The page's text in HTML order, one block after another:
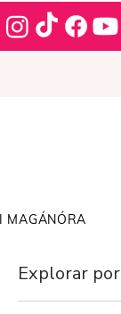
MAGÁNÓRA
Explorar por